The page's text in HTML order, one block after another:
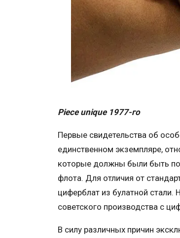
Piece unique 1977-го
Первые свидетельства об
единственном экземпляре,
которые должны были быть
флота. Для отличия от
циферблат из булатной
советского производства с
В силу различных причин